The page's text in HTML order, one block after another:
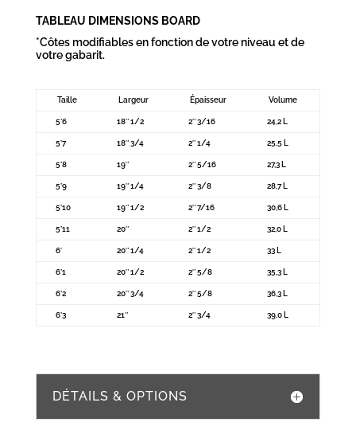
TABLEAU DIMENSIONS BOARD
*Côtes modifiables en fonction de votre niveau et de
votre gabarit.
Taille Largeur Épaisseur Volume
5’6 18″ 1/2 2″ 3/16 24,2 L
5’7 18″ 3/4 2″ 1/4 25,5 L
5’8 19″ 2″ 5/16 27,3 L
5’9 19″ 1/4 2″ 3/8 28,7 L
5’10 19″ 1/2 2″ 7/16 30,6 L
5’11 20″ 2″ 1/2 32,0 L
6′ 20″ 1/4 2″ 1/2 33 L
6’1 20″ 1/2 2″ 5/8 35,3 L
6’2 20″ 3/4 2″ 5/8 36,3 L
6’3 21″ 2″ 3/4 39,0 L
DÉTAILS & OPTIONS